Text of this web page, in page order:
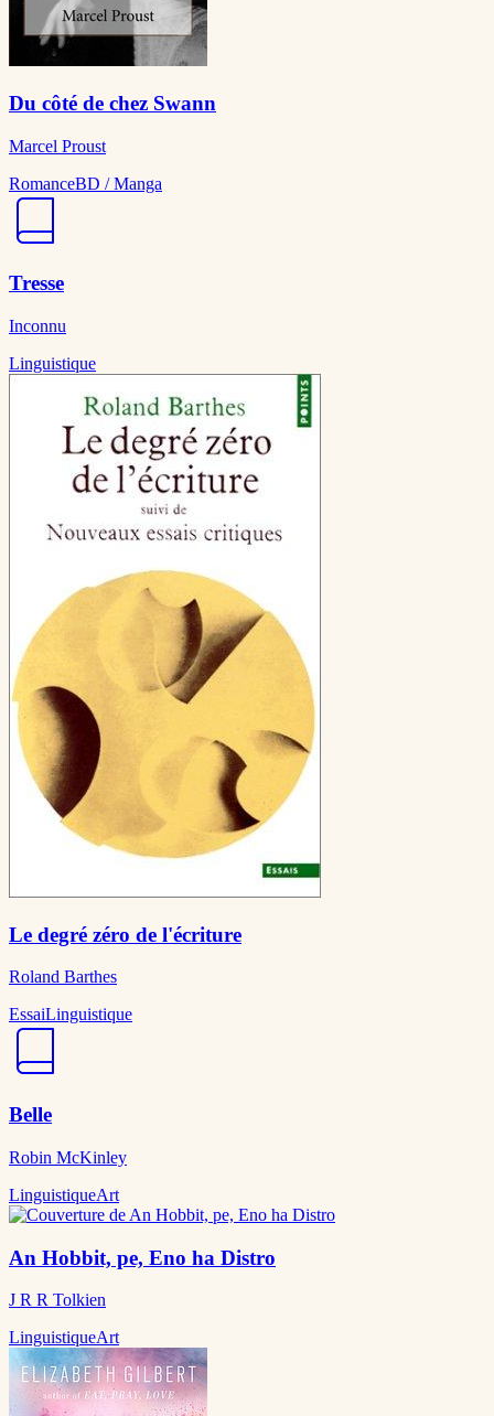
Du côté de chez Swann
Marcel Proust
RomanceBD / Manga
Tresse
Inconnu
Linguistique
Le degré zéro de l'écriture
Roland Barthes
EssaiLinguistique
Belle
Robin McKinley
LinguistiqueArt
An Hobbit, pe, Eno ha Distro
J R R Tolkien
LinguistiqueArt